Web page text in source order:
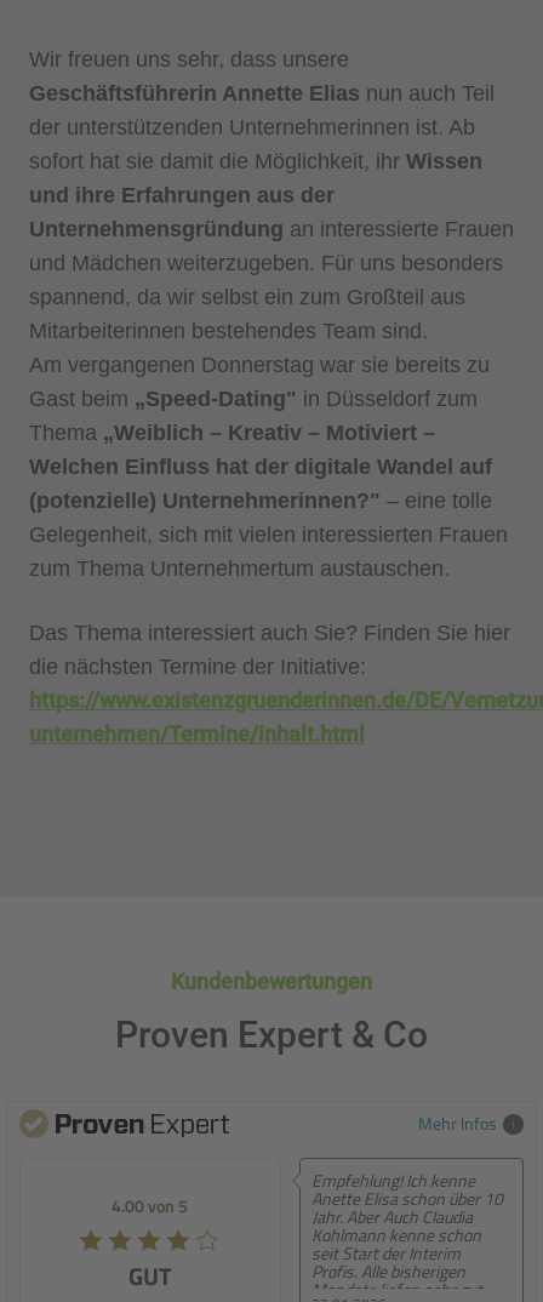
Wir freuen uns sehr, dass unsere
Geschäftsführerin Annette Elias nun auch Teil
der unterstützenden Unternehmerinnen ist. Ab
sofort hat sie damit die Möglichkeit, ihr Wissen
und ihre Erfahrungen aus der
Unternehmensgründung an interessierte Frauen
und Mädchen weiterzugeben. Für uns besonders
spannend, da wir selbst ein zum Großteil aus
Mitarbeiterinnen bestehendes Team sind.
Am vergangenen Donnerstag war sie bereits zu
Gast beim „Speed-Dating" in Düsseldorf zum
Thema „Weiblich – Kreativ – Motiviert –
Welchen Einfluss hat der digitale Wandel auf
(potenzielle) Unternehmerinnen?" – eine tolle
Gelegenheit, sich mit vielen interessierten Frauen
zum Thema Unternehmertum austauschen.
Das Thema interessiert auch Sie? Finden Sie hier
die nächsten Termine der Initiative:
https://www.existenzgruenderinnen.de/DE/
unternehmen/Termine/inhalt.html
Kundenbewertungen
Proven Expert & Co
Mehr Infos
Empfehlung! Ich kenne
Anette Elisa schon über 10
Jahr. Aber Auch Claudia
Kohlmann kenne schon
seit Start der Interim
Profis. Alle bisherigen
Mandate liefen sehr gut
Empfehlung! Sehr
persönliche
entwickeln sich
weiter